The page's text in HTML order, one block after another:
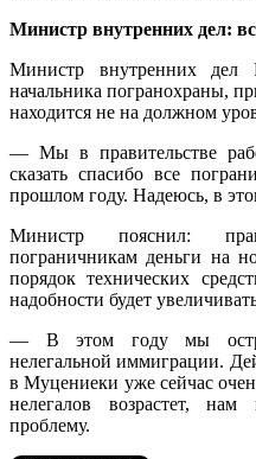
Министр внутренних дел:
Министр внутренних дел
начальника погранохраны,
находится не на должном
— Мы в правительстве
сказать спасибо все
прошлом году. Надеюсь, в
Министр пояснил:
пограничникам деньги на
порядок технических
надобности будет
— В этом году мы остро
нелегальной иммиграции.
в Муцениеки уже сейчас
нелегалов возрастет,
проблему.